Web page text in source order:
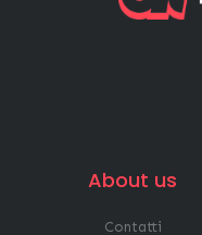
About us
Contatti